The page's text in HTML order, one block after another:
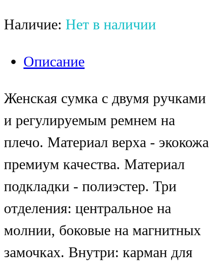
Наличие: Нет в наличии
Описание
Женская сумка с двумя ручками
и регулируемым ремнем на
плечо. Материал верха - экокожа
премиум качества. Материал
подкладки - полиэстер. Три
отделения: центральное на
молнии, боковые на магнитных
замочках. Внутри: карман для